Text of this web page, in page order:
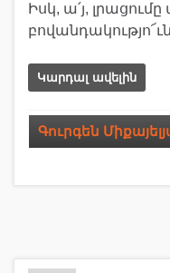
Իսկ, ա՛յ,
Կարդալ ավելին
Գուրգեն